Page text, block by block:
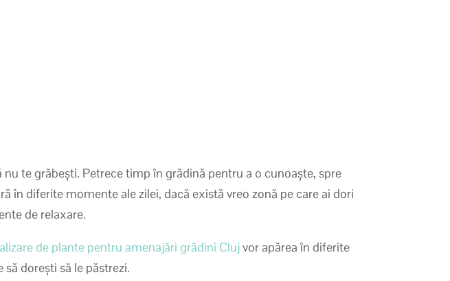
te grăbești. Petrece timp în grădină pentru a o cunoaște, spre
în diferite momente ale zilei, dacă există vreo zonă pe care ai dori
de relaxare.
de plante pentru amenajări grădini Clujvor apărea în diferite
dorești să le păstrezi.